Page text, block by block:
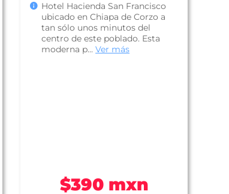
Hotel Hacienda San Francisco
ubicado en Chiapa de Corzo a
tan sólo unos minutos del
centro de este poblado. Esta
moderna p...Ver más
$390 mxn